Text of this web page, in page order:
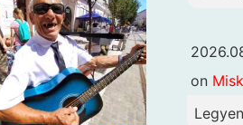
on